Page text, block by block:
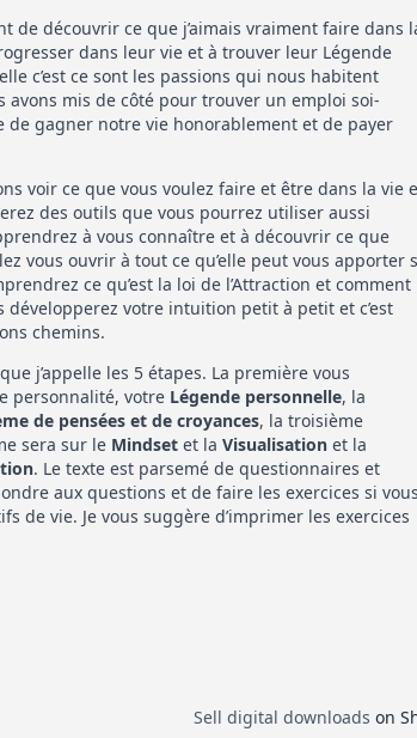
de découvrir ce que j’aimais vraiment faire dans
dans leur vie et à trouver leur Légende
c’est ce sont les passions qui nous habitent
mis de côté pour trouver un emploi soi-
gagner notre vie honorablement et de payer
voir ce que vous voulez faire et être dans la vie
des outils que vous pourrez utiliser aussi
à vous connaître et à découvrir ce que
vous ouvrir à tout ce qu’elle peut vous apporter
ce qu’est la loi de l’Attraction et comment
développerez votre intuition petit à petit et c’est
chemins.
j’appelle les 5 étapes. La première vous
personnalité, votre Légende personnelle, la
de pensées et de croyances, la troisième
sera sur le Mindset et la Visualisation et la
. Le texte est parsemé de questionnaires et
aux questions et de faire les exercices si vous
de vie. Je vous suggère d’imprimer les exercices
Sell digital downloads on